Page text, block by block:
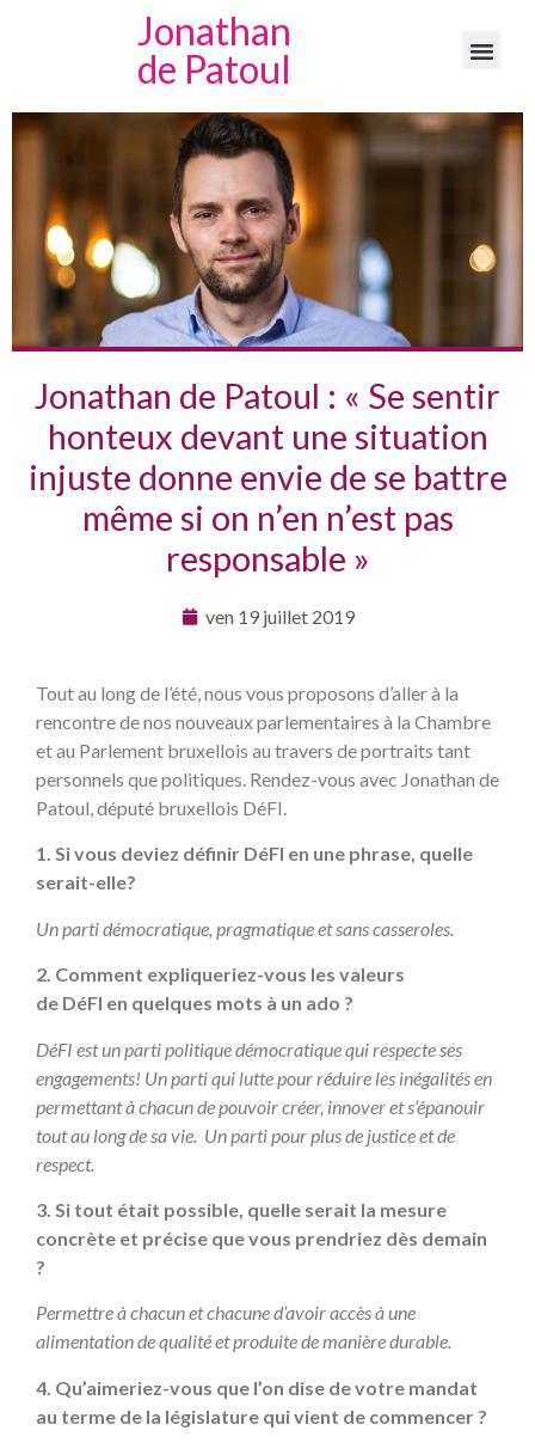
Jonathan
de Patoul
Jonathan de Patoul : « Se sentir
honteux devant une situation
injuste donne envie de se battre
même si on n’en n’est pas
responsable »
ven 19 juillet 2019
Tout au long de l’été, nous vous proposons d’aller à la
rencontre de nos nouveaux parlementaires à la Chambre
et au Parlement bruxellois au travers de portraits tant
personnels que politiques. Rendez-vous avec Jonathan de
Patoul, député bruxellois DéFI.
1. Si vous deviez définir DéFI en une phrase, quelle
serait-elle?
Un parti démocratique, pragmatique et sans casseroles.
2. Comment expliqueriez-vous les valeurs
de DéFI en quelques mots à un ado ?
DéFI est un parti politique démocratique qui respecte ses
engagements! Un parti qui lutte pour réduire les inégalités en
permettant à chacun de pouvoir créer, innover et s’épanouir
tout au long de sa vie. Un parti pour plus de justice et de
respect.
3. Si tout était possible, quelle serait la mesure
concrète et précise que vous prendriez dès demain
?
Permettre à chacun et chacune d’avoir accès à une
alimentation de qualité et produite de manière durable.
4. Qu’aimeriez-vous que l’on dise de votre mandat
au terme de la législature qui vient de commencer ?